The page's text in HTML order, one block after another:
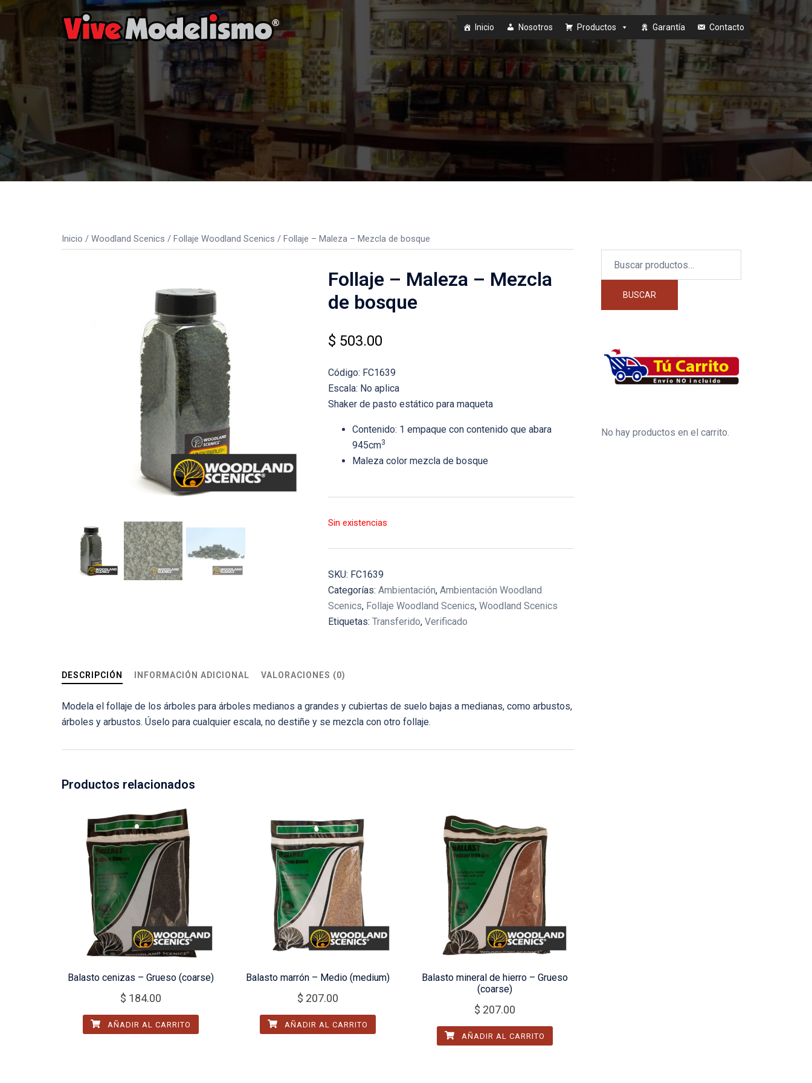
Saltar
contenido
Inicio Nosotros Productos Garantía Contacto
Inicio / Woodland Scenics / Follaje Woodland Scenics / Follaje – Maleza – Mezcla de bosque
Follaje – Maleza – Mezcla
de bosque
$ 503.00
Código: FC1639
Escala: No aplica
Shaker de pasto estático para maqueta
Contenido: 1 empaque con contenido que abara
945cm3
Maleza color mezcla de bosque
Sin existencias
SKU: FC1639
Categorías: Ambientación, Ambientación Woodland
Scenics, Follaje Woodland Scenics, Woodland Scenics
Etiquetas: Transferido, Verificado
DESCRIPCIÓN INFORMACIÓN ADICIONAL VALORACIONES (0)
Modela el follaje de los árboles para árboles medianos a grandes y cubiertas de suelo bajas a medianas, como arbustos,
árboles y arbustos. Úselo para cualquier escala, no destiñe y se mezcla con otro follaje.
Productos relacionados
Balasto cenizas – Grueso (coarse)
$ 184.00
AÑADIR AL CARRITO
Balasto marrón – Medio (medium)
$ 207.00
AÑADIR AL CARRITO
Balasto mineral de hierro – Grueso
(coarse)
$ 207.00
AÑADIR AL CARRITO
por:
BUSCAR
No hay productos en el carrito.